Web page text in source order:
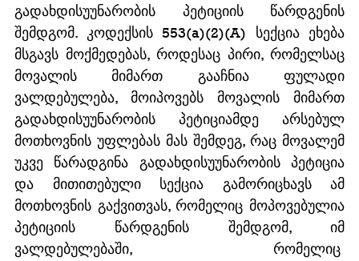
გადახდისუუნარობის პეტიციის წარდგენის
შემდგომ. კოდექსის 553(a)(2)(A) სექცია ეხება
მსგავს მოქმედებას, როდესაც პირი, რომელსაც
მოვალის მიმართ გააჩნია ფულადი
ვალდებულება, მოიპოვებს მოვალის მიმართ
გადახდისუუნარობის პეტიციამდე არსებულ
მოთხოვნის უფლებას მას შემდეგ, რაც მოვალემ
უკვე წარადგინა გადახდისუუნარობის პეტიცია
და მითითებული სექცია გამორიცხავს ამ
მოთხოვნის გაქვითვას, რომელიც მოპოვებულია
პეტიციის წარდგენის შემდგომ, იმ
ვალდებულებაში, რომელიც